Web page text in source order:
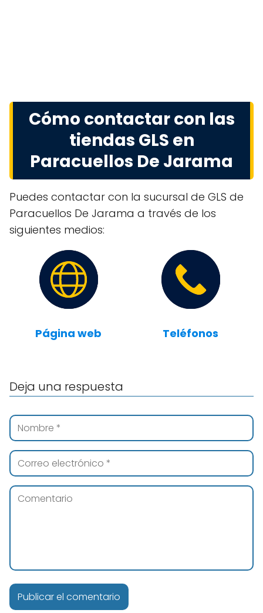
Cómo contactar con las
tiendas GLS en
Paracuellos De Jarama
Puedes contactar con la sucursal de GLS de
Paracuellos De Jarama a través de los
siguientes medios:
Página web Teléfonos
Deja una respuesta